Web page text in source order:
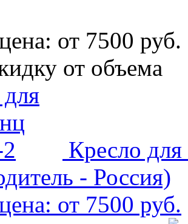
от 7500 руб.
от объема
Кресло
- Россия)
от 7500 руб.